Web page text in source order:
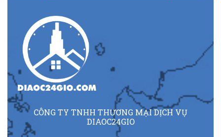
CÔNG TY TNHH THƯƠNG MẠI DỊCH VỤ
DIAOC24GIO